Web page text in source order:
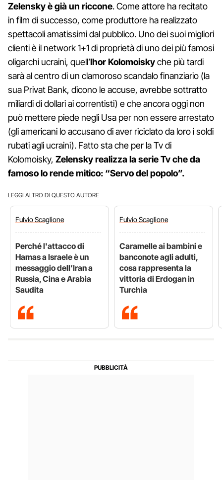
Zelensky è già un riccone. Come attore ha recitato
in film di successo, come produttore ha realizzato
spettacoli amatissimi dal pubblico. Uno dei suoi migliori
clienti è il network 1+1 di proprietà di uno dei più famosi
oligarchi ucraini, quell’Ihor Kolomoiskyche più tardi
sarà al centro di un clamoroso scandalo finanziario (la
sua Privat Bank, dicono le accuse, avrebbe sottratto
miliardi di dollari ai correntisti) e che ancora oggi non
può mettere piede negli Usa per non essere arrestato
(gli americani lo accusano di aver riciclato da loro i soldi
rubati agli ucraini). Fatto sta che per la Tv di
Kolomoisky, Zelensky realizza la serie Tv che da
famoso lo rende mitico: “Servo del popolo”.
LEGGI ALTRO DI QUESTO AUTORE
FulvioScaglione
Perché l'attacco di
Hamas a Israele è un
messaggio dell’Iran a
Russia, Cina e Arabia
Saudita
FulvioScaglione
Caramelle ai bambini e
banconote agli adulti,
cosa rappresenta la
vittoria di Erdogan in
Turchia